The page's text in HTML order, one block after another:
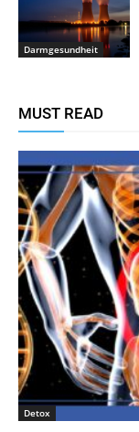
Darmgesundheit
MUST READ
Detox